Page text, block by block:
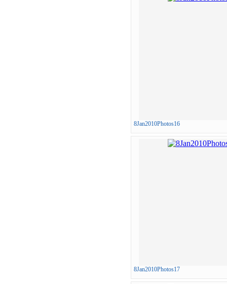
8Jan2010Photos16
8Jan2010Photos17